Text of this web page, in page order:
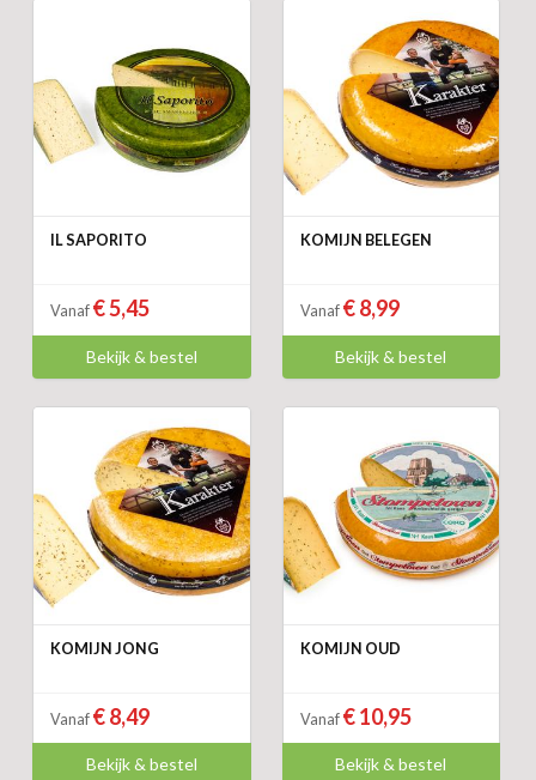
IL SAPORITO
Vanaf € 5,45
Bekijk & bestel
KOMIJN BELEGEN
Vanaf € 8,99
Bekijk & bestel
KOMIJN JONG
Vanaf € 8,49
Bekijk & bestel
KOMIJN OUD
Vanaf € 10,95
Bekijk & bestel